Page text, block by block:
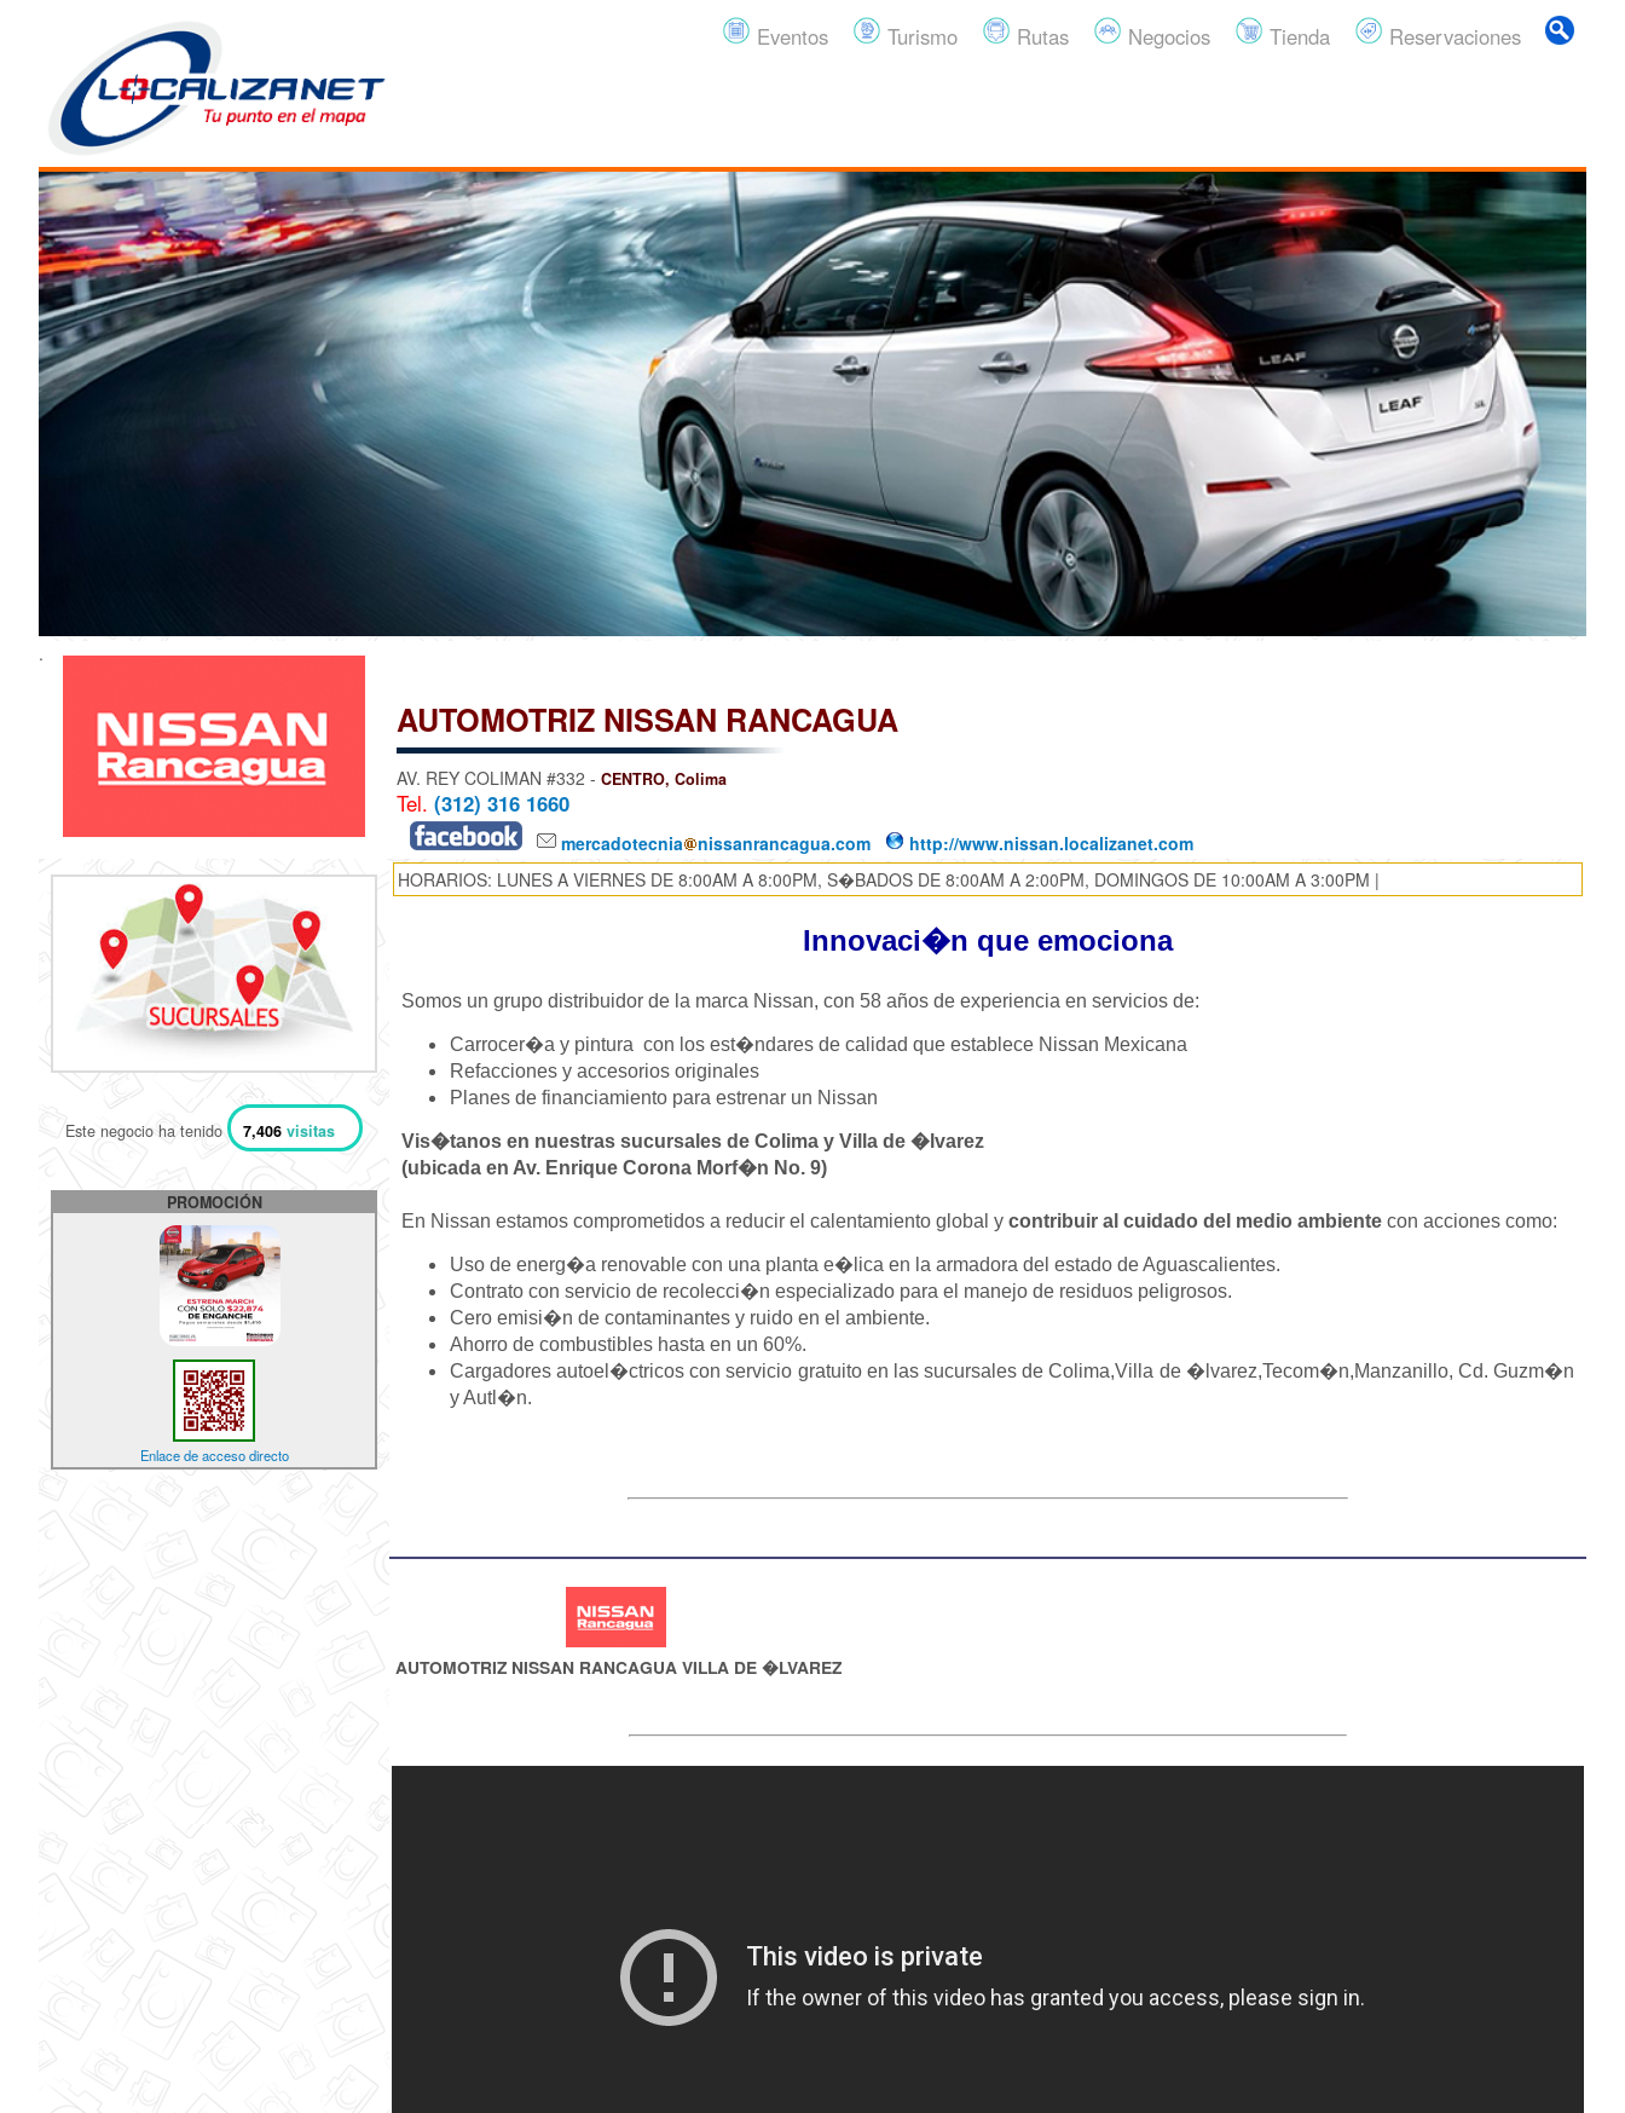
Reservaciones
Tienda
Negocios
Rutas
Turismo
Eventos
.
AUTOMOTRIZ NISSAN RANCAGUA
AV. REY COLIMAN #332 - CENTRO, Colima
Tel. (312) 316 1660
mercadotecnia nissanrancagua.com http://www.nissan.localizanet.com
Este negocio ha tenido 7,406 visitas
PROMOCIÓN
Enlace de acceso directo
HORARIOS: LUNES A VIERNES DE 8:00AM A 8:00PM, S�BADOS DE 8:00AM A 2:00PM, DOMINGOS DE 10:00AM A 3:00PM |
Innovaci�n que emociona
Somos un grupo distribuidor de la marca Nissan, con 58 años de experiencia en servicios de:
Carrocer�a y pintura con los est�ndares de calidad que establece Nissan Mexicana
Refacciones y accesorios originales
Planes de financiamiento para estrenar un Nissan
Vis�tanos en nuestras sucursales de Colima y Villa de �lvarez
(ubicada en Av. Enrique Corona Morf�n No. 9)
En Nissan estamos comprometidos a reducir el calentamiento global y contribuir al cuidado del medio ambiente con acciones como:
Uso de energ�a renovable con una planta e�lica en la armadora del estado de Aguascalientes.
Contrato con servicio de recolecci�n especializado para el manejo de residuos peligrosos.
Cero emisi�n de contaminantes y ruido en el ambiente.
Ahorro de combustibles hasta en un 60%.
Cargadores autoel�ctricos con servicio gratuito en las sucursales de Colima,Villa de �lvarez,Tecom�n,Manzanillo, Cd. Guzm�n
y Autl�n.
AUTOMOTRIZ NISSAN RANCAGUA VILLA DE �LVAREZ